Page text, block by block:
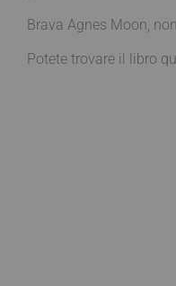
Brava Agnes Moon,
Potete trovare il libro